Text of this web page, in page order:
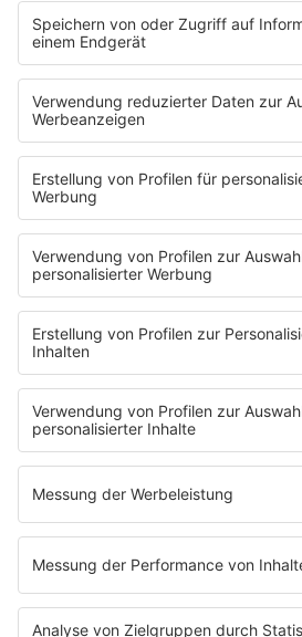
Duran Duran - Rio
30.09.2024
John Parr - St. Elmo’s Fire
Bruce Springsteen -
16.09.2024
a-ha - The Living
09.09.2024
DÖF - Codo
02.09.2024
Katrina and the Waves -
Sunshine
26.08.2024